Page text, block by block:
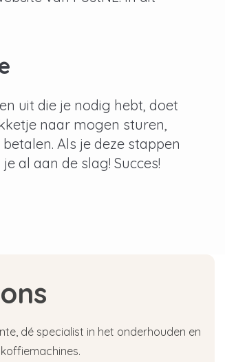
uit die je nodig hebt, doet
naar mogen sturen,
Als je deze stappen
al aan de slag! Succes!
dé specialist in het onderhouden en